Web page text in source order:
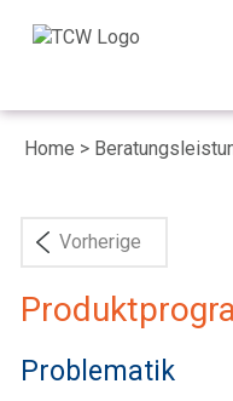
Home >
Vorherige
Problematik